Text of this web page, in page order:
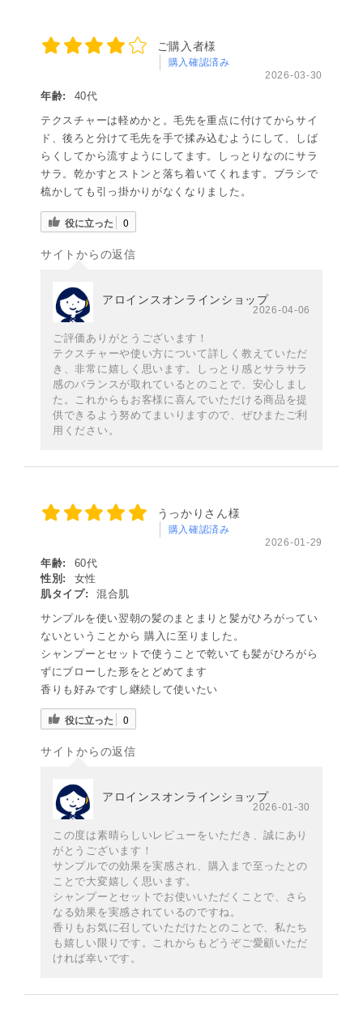
ご購入者様
購入確認済み
2026-03-30
年齢:
40代
テクスチャーは軽めかと。毛先を重点に付けてからサイ
ド、後ろと分けて毛先を手で揉み込むようにして、しば
らくしてから流すようにしてます。しっとりなのにサラ
サラ。乾かすとストンと落ち着いてくれます。ブラシで
梳かしても引っ掛かりがなくなりました。
役に立った 0
サイトからの返信
アロインスオンラインショップ
2026-04-06
ご評価ありがとうございます！
テクスチャーや使い方について詳しく教えていただ
き、非常に嬉しく思います。しっとり感とサラサラ
感のバランスが取れているとのことで、安心しまし
た。これからもお客様に喜んでいただける商品を提
供できるよう努めてまいりますので、ぜひまたご利
用ください。
うっかりさん様
購入確認済み
2026-01-29
年齢:
60代
性別:
女性
肌タイプ:
混合肌
サンプルを使い翌朝の髪のまとまりと髪がひろがってい
ないということから 購入に至りました。
シャンプーとセットで使うことで乾いても髪がひろがら
ずにブローした形をとどめてます
香りも好みですし継続して使いたい
役に立った 0
サイトからの返信
アロインスオンラインショップ
2026-01-30
この度は素晴らしいレビューをいただき、誠にあり
がとうございます！
サンプルでの効果を実感され、購入まで至ったとの
ことで大変嬉しく思います。
シャンプーとセットでお使いいただくことで、さら
なる効果を実感されているのですね。
香りもお気に召していただけたとのことで、私たち
も嬉しい限りです。これからもどうぞご愛顧いただ
ければ幸いです。